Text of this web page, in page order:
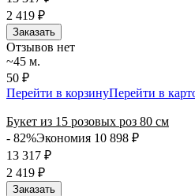
2 419 ₽
Заказать
Отзывов нет
~45 м.
50 ₽
Перейти в корзинуПерейти в
Букет из 15 розовых роз 80 см
- 82%Экономия 10 898 ₽
13 317 ₽
2 419 ₽
Заказать